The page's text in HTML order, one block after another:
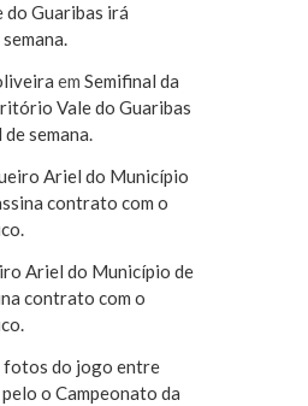
Guaribas irá
em Semifinal da
Vale do Guaribas
semana.
Ariel do Município
contrato com o
Ariel do Município de
contrato com o
fotos do jogo entre
o Campeonato da